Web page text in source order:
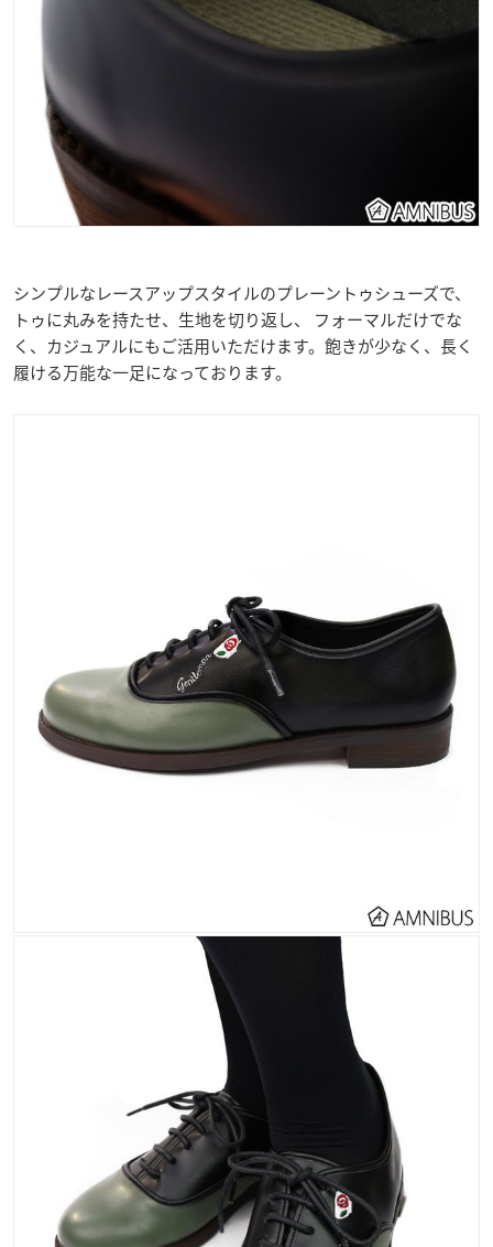
シンプルなレースアップスタイルのプレーントゥシューズで、
トゥに丸みを持たせ、生地を切り返し、 フォーマルだけでな
く、カジュアルにもご活用いただけます。飽きが少なく、長く
履ける万能な一足になっております。